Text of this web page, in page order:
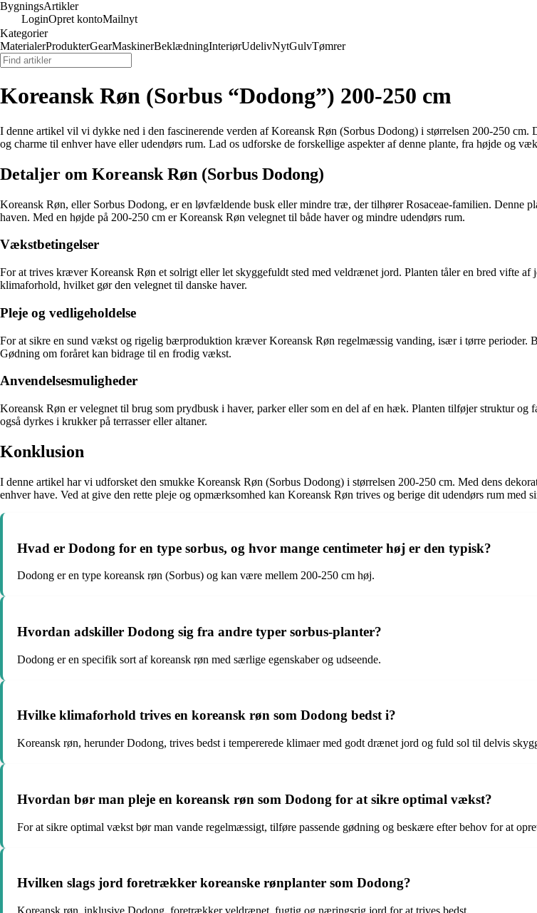
BygningsArtikler
LoginOpret kontoMailnyt
Kategorier
MaterialerProdukterGearMaskinerBeklædningInteriørUdelivNytGulvTømrer
Koreansk Røn (Sorbus “Dodong”) 200-250 cm
I denne artikel vil vi dykke ned i den fascinerende verden af Koreansk Røn (Sorbus Dodong) i størrelsen 200-250
og charme til enhver have eller udendørs rum. Lad os udforske de forskellige aspekter af denne plante, fra højde og
Detaljer om Koreansk Røn (Sorbus Dodong)
Koreansk Røn, eller Sorbus Dodong, er en løvfældende busk eller mindre træ, der tilhører Rosaceae-familien. Denne
haven. Med en højde på 200-250 cm er Koreansk Røn velegnet til både haver og mindre udendørs rum.
Vækstbetingelser
For at trives kræver Koreansk Røn et solrigt eller let skyggefuldt sted med veldrænet jord. Planten tåler en bred vifte
klimaforhold, hvilket gør den velegnet til danske haver.
Pleje og vedligeholdelse
For at sikre en sund vækst og rigelig bærproduktion kræver Koreansk Røn regelmæssig vanding, især i tørre perioder.
Gødning om foråret kan bidrage til en frodig vækst.
Anvendelsesmuligheder
Koreansk Røn er velegnet til brug som prydbusk i haver, parker eller som en del af en hæk. Planten tilføjer struktur
også dyrkes i krukker på terrasser eller altaner.
Konklusion
I denne artikel har vi udforsket den smukke Koreansk Røn (Sorbus Dodong) i størrelsen 200-250 cm. Med dens
enhver have. Ved at give den rette pleje og opmærksomhed kan Koreansk Røn trives og berige dit udendørs rum med
Hvad er Dodong for en type sorbus, og hvor mange centimeter høj er den typisk?
Dodong er en type koreansk røn (Sorbus) og kan være mellem 200-250 cm høj.
Hvordan adskiller Dodong sig fra andre typer sorbus-planter?
Dodong er en specifik sort af koreansk røn med særlige egenskaber og udseende.
Hvilke klimaforhold trives en koreansk røn som Dodong bedst i?
Koreansk røn, herunder Dodong, trives bedst i tempererede klimaer med godt drænet jord og fuld sol til delvis
Hvordan bør man pleje en koreansk røn som Dodong for at sikre optimal vækst?
For at sikre optimal vækst bør man vande regelmæssigt, tilføre passende gødning og beskære efter behov for at
Hvilken slags jord foretrækker koreanske rønplanter som Dodong?
Koreansk røn, inklusive Dodong, foretrækker veldrænet, fugtig og næringsrig jord for at trives bedst.